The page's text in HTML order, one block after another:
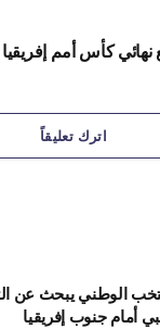
كأس أمم إفريقيا
اترك تعليقاً
الوطني يبحث عن
أمام جنوب إفريقيا